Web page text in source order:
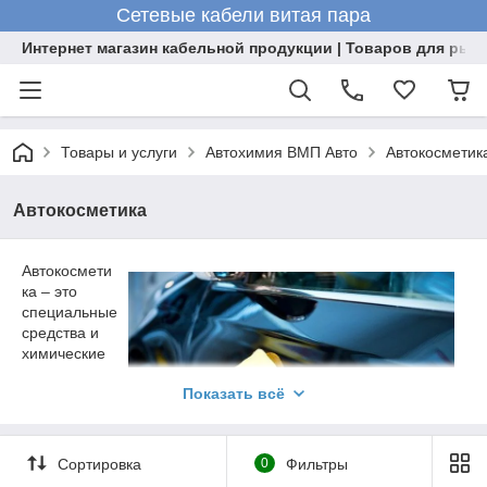
Сетевые кабели витая пара
Интернет магазин кабельной продукции | Товаров для
Товары и услуги Автохимия ВМП Авто
Автокосметика
Автокосмети
ка – это
специальные
средства и
химические
ны для
ухода,
защиты и
Показать всё
Сортировка 0 Фильтры